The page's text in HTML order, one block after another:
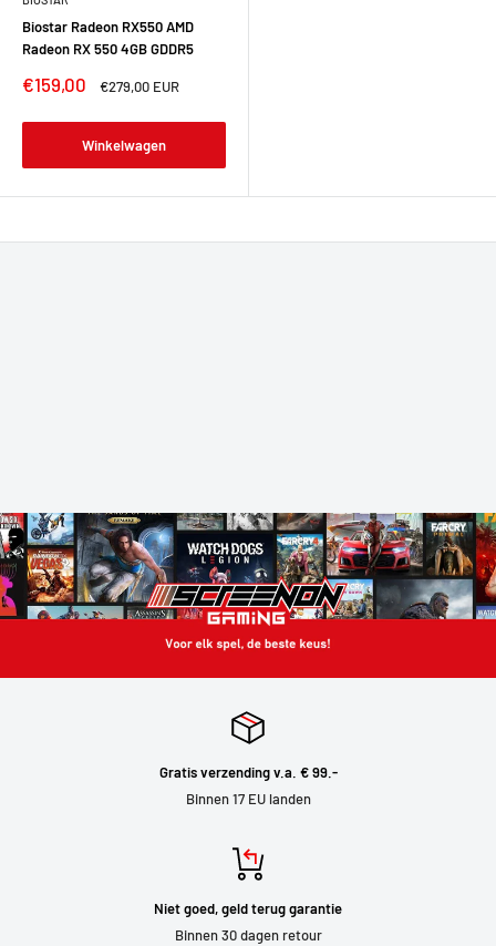
Biostar Radeon RX550 AMD
Radeon RX 550 4GB GDDR5
€159,00 €279,00 EUR
Winkelwagen
Gratis verzending v.a. € 99.-
Binnen 17 EU landen
Niet goed, geld terug garantie
Binnen 30 dagen retour